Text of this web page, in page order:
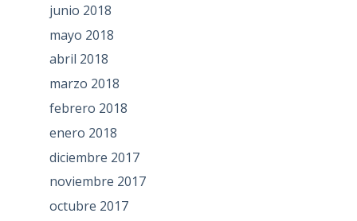
junio 2018
mayo 2018
abril 2018
marzo 2018
febrero 2018
enero 2018
diciembre 2017
noviembre 2017
octubre 2017